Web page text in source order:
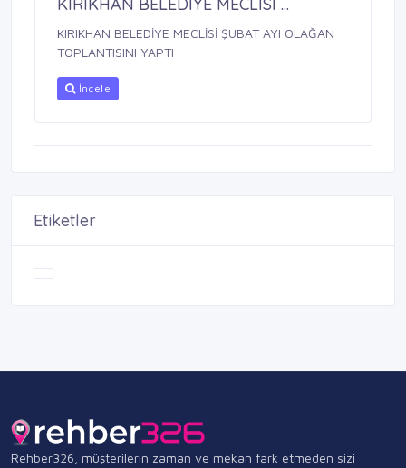
KIRIKHAN BELEDİYE MECLİSİ ...
KIRIKHAN BELEDİYE MECLİSİ ŞUBAT AYI OLAĞAN
TOPLANTISINI YAPTI
İncele
Etiketler
Rehber326, müşterilerin zaman ve mekan fark etmeden sizi